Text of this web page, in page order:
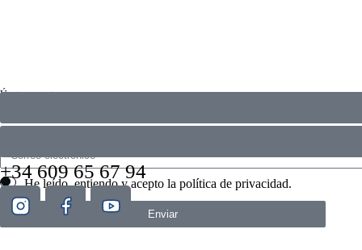
+34 609 65 67 94
Únete a nosotros
He leído, entiendo y acepto la política de privacidad.
Enviar